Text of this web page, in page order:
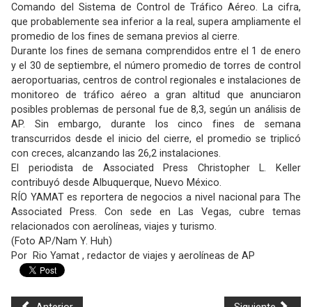
Comando del Sistema de Control de Tráfico Aéreo. La cifra,
que probablemente sea inferior a la real, supera ampliamente el
promedio de los fines de semana previos al cierre.
Durante los fines de semana comprendidos entre el 1 de enero
y el 30 de septiembre, el número promedio de torres de control
aeroportuarias, centros de control regionales e instalaciones de
monitoreo de tráfico aéreo a gran altitud que anunciaron
posibles problemas de personal fue de 8,3, según un análisis de
AP. Sin embargo, durante los cinco fines de semana
transcurridos desde el inicio del cierre, el promedio se triplicó
con creces, alcanzando las 26,2 instalaciones.
El periodista de Associated Press Christopher L. Keller
contribuyó desde Albuquerque, Nuevo México.
RÍO YAMAT es reportera de negocios a nivel nacional para The
Associated Press. Con sede en Las Vegas, cubre temas
relacionados con aerolíneas, viajes y turismo.
(Foto AP/Nam Y. Huh)
Por Rio Yamat , redactor de viajes y aerolíneas de AP